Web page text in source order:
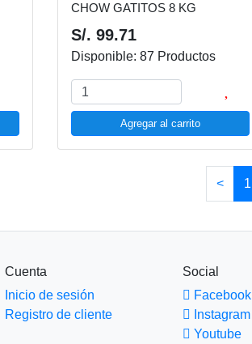
CHOW GATITOS 8 KG
S/. 99.71
Disponible: 87 Productos
Agregar al carrito
< 1
Cuenta
Inicio de sesión
Registro de cliente
Social
Facebook
Instagram
Youtube